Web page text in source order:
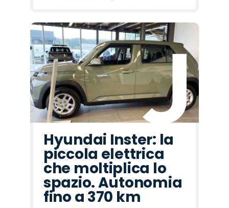
Hyundai Inster: la
piccola elettrica
che moltiplica lo
spazio. Autonomia
fino a 370 km